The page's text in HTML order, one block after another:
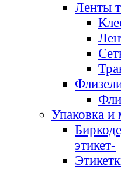
Ленты
Упаковка и
этикет-